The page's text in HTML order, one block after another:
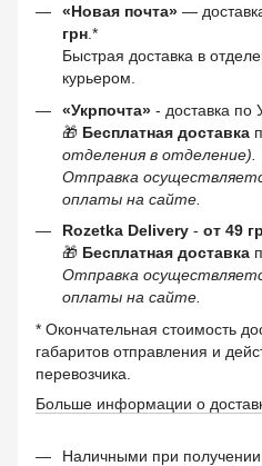
«Новая почта» —
грн.*
Быстрая доставка в
курьером.
«Укрпочта» - доставка по
🎁 Бесплатная доставка
отделения в отделение).
Отправка
оплаты на сайте.
Rozetka Delivery - от 49
🎁 Бесплатная доставка
Отправка
оплаты на сайте.
* Окончательная стоимость
габаритов отправления и
перевозчика.
Больше информации о
Наличными при получении.